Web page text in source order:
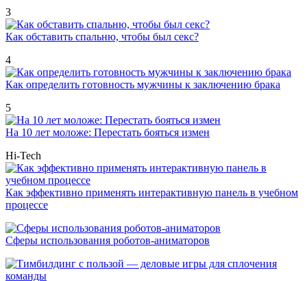
3
Как обставить спальню, чтобы был секс?
4
Как определить готовность мужчины к заключению брака
5
На 10 лет моложе: Перестать бояться измен
Hi-Tech
Как эффективно применять интерактивную панель в учебном
процессе
Сферы использования роботов-аниматоров